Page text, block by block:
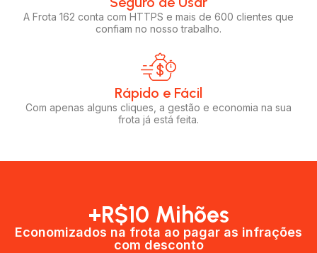
A Frota 162 conta com HTTPS e mais de 600 clientes que
confiam no nosso trabalho.
Rápido e Fácil​
Com apenas alguns cliques, a gestão e economia na sua
frota já está feita.
+R$10 Mihões
Economizados na frota ao pagar as infrações
com desconto